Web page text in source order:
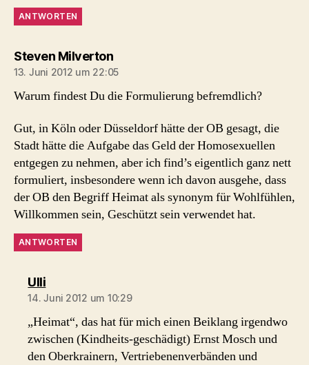
ANTWORTEN
Steven Milvertonsagt:
13. Juni 2012 um 22:05
Warum findest Du die Formulierung befremdlich?
Gut, in Köln oder Düsseldorf hätte der OB gesagt, die
Stadt hätte die Aufgabe das Geld der Homosexuellen
entgegen zu nehmen, aber ich find’s eigentlich ganz nett
formuliert, insbesondere wenn ich davon ausgehe, dass
der OB den Begriff Heimat als synonym für Wohlfühlen,
Willkommen sein, Geschützt sein verwendet hat.
ANTWORTEN
Ullisagt:
14. Juni 2012 um 10:29
„Heimat“, das hat für mich einen Beiklang irgendwo
zwischen (Kindheits-geschädigt) Ernst Mosch und
den Oberkrainern, Vertriebenenverbänden und